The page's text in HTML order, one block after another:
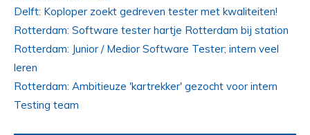
Delft: Koploper zoekt gedreven tester met kwaliteiten!
Rotterdam: Software tester hartje Rotterdam bij station
Rotterdam: Junior / Medior Software Tester; intern veel
leren
Rotterdam: Ambitieuze 'kartrekker' gezocht voor intern
Testing team